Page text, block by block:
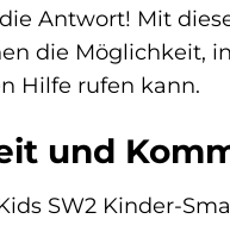
die Antwort! Mit
die Möglichkeit,
Hilfe rufen kann.
und
SW2 Kinder-